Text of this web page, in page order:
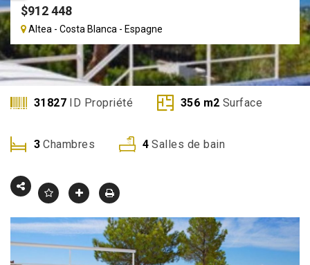
$912 448
Altea - Costa Blanca - Espagne
31827 ID Propriété 356 m2 Surface
3 Chambres 4 Salles de bain